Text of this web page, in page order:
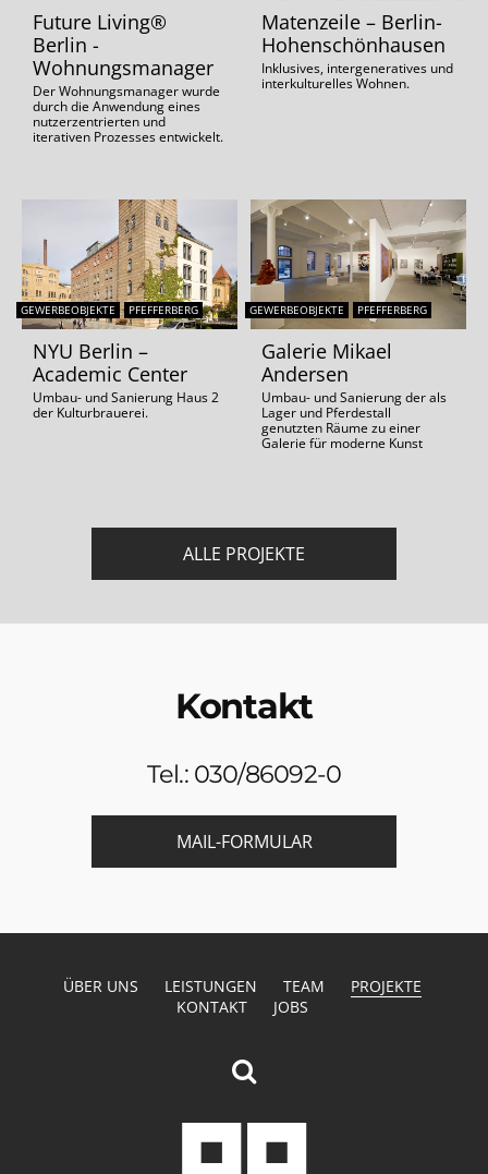
Future Living®
Berlin -
Wohnungsmanager
Der Wohnungsmanager wurde
durch die Anwendung eines
nutzerzentrierten und
iterativen Prozesses entwickelt.
Matenzeile – Berlin-
Hohenschönhausen
Inklusives, intergeneratives und
interkulturelles Wohnen.
GEWERBEOBJEKTE PFEFFERBERG
NYU Berlin –
Academic Center
Umbau- und Sanierung Haus 2
der Kulturbrauerei.
GEWERBEOBJEKTE PFEFFERBERG
Galerie Mikael
Andersen
Umbau- und Sanierung der als
Lager und Pferdestall
genutzten Räume zu einer
Galerie für moderne Kunst
ALLE PROJEKTE
Kontakt
Tel.: 030/86092-0
MAIL-FORMULAR
ÜBER UNS LEISTUNGEN TEAM
PROJEKTE
KONTAKT
JOBS